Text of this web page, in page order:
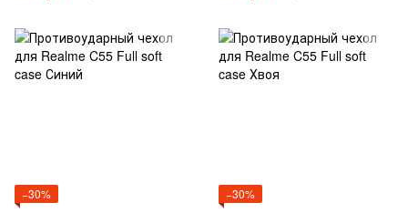
−30% −30%